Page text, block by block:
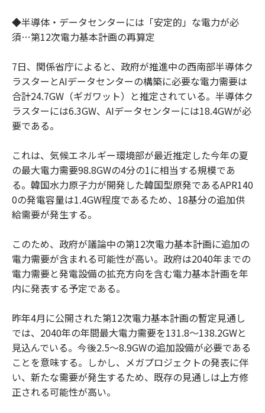
◆半導体・データセンターには「安定的」な電力が必
須…第12次電力基本計画の再算定
7日、関係省庁によると、政府が推進中の西南部半導体ク
ラスターとAIデータセンターの構築に必要な電力需要は
合計24.7GW（ギガワット）と推定されている。半導体ク
ラスターには6.3GW、AIデータセンターには18.4GWが必
要である。
これは、気候エネルギー環境部が最近推定した今年の夏
の最大電力需要98.8GWの4分の1に相当する規模であ
る。韓国水力原子力が開発した韓国型原発であるAPR140
0の発電容量は1.4GW程度であるため、18基分の追加供
給需要が発生する。
このため、政府が議論中の第12次電力基本計画に追加の
電力需要が含まれる可能性が高い。政府は2040年までの
電力需要と発電設備の拡充方向を含む電力基本計画を年
内に発表する予定である。
昨年4月に公開された第12次電力基本計画の暫定見通し
では、2040年の年間最大電力需要を131.8～138.2GWと
見込んでいる。今後2.5～8.9GWの追加設備が必要である
ことを意味する。しかし、メガプロジェクトの発表に伴
い、新たな需要が発生するため、既存の見通しは上方修
正される可能性が高い。